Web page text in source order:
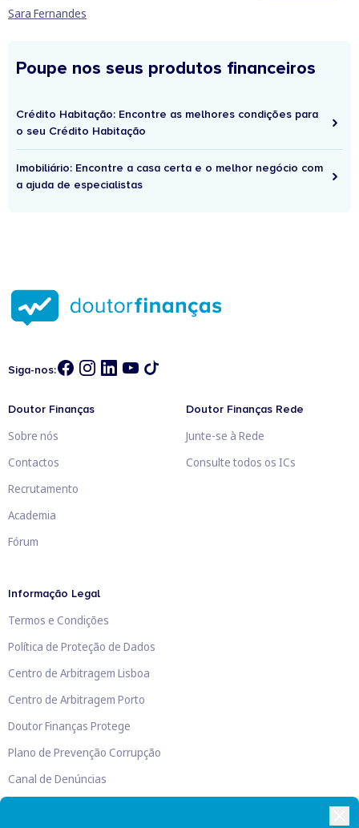
Sara Fernandes
Poupe nos seus produtos financeiros
Crédito Habitação: Encontre as melhores condições para
o seu Crédito Habitação
Imobiliário: Encontre a casa certa e o melhor negócio com
a ajuda de especialistas
Siga-nos:
Doutor Finanças
Sobre nós
Contactos
Recrutamento
Academia
Fórum
Doutor Finanças Rede
Junte-se à Rede
Consulte todos os ICs
Informação Legal
Termos e Condições
Política de Proteção de Dados
Centro de Arbitragem Lisboa
Centro de Arbitragem Porto
Doutor Finanças Protege
Plano de Prevenção Corrupção
Canal de Denúncias